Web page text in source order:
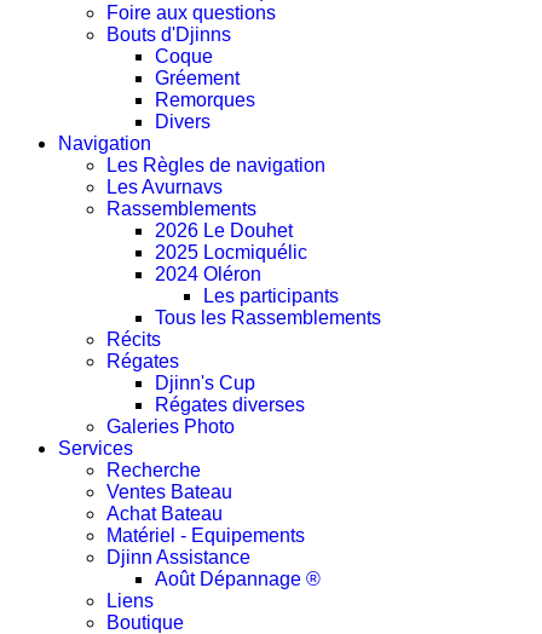
Foire aux questions
Bouts d'Djinns
Coque
Gréement
Remorques
Divers
Navigation
Les Règles de navigation
Les Avurnavs
Rassemblements
2026 Le Douhet
2025 Locmiquélic
2024 Oléron
Les participants
Tous les Rassemblements
Récits
Régates
Djinn's Cup
Régates diverses
Galeries Photo
Services
Recherche
Ventes Bateau
Achat Bateau
Matériel - Equipements
Djinn Assistance
Août Dépannage ®
Liens
Boutique